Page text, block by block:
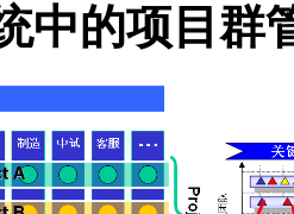
中的项目群